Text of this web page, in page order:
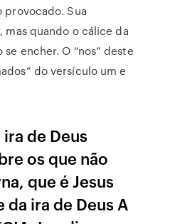
provocado. Sua
mas quando o cálice da
encher. O “nos” deste
do versículo um e
ira de Deus
os que não
que é Jesus
da ira de Deus A